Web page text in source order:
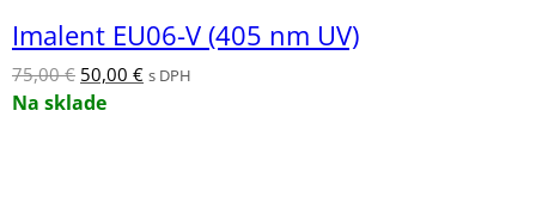
Imalent EU06-V (405 nm UV)
75,00€ Pôvodná
cena
50,00 €Aktuálna
s DPH
Na sklade